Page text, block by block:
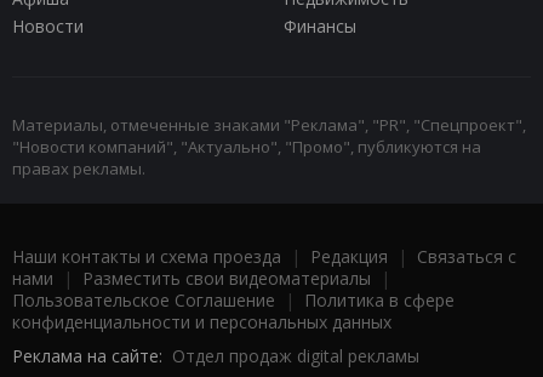
Новости
Финансы
Материалы, отмеченные знаками "Реклама", "PR", "Спецпроект",
"Новости компаний", "Актуально", "Промо", публикуются на
правах рекламы.
Наши контакты и схема проезда | Редакция | Связаться с
нами | Разместить свои видеоматериалы |
Пользовательское Соглашение |
Политика в сфере
конфиденциальности и персональных данных
Реклама на сайте: Отдел продаж digital рекламы